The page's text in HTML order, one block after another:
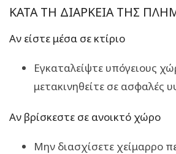
ΚΑΤΑ ΤΗ ΔΙΑΡΚΕΙΑ ΤΗΣ
Αν είστε μέσα σε κτίριο
Εγκαταλείψτε υπόγειους
μετακινηθείτε σε ασφαλές
Αν βρίσκεστε σε ανοικτό χώρο
Μην διασχίσετε χείμαρρο